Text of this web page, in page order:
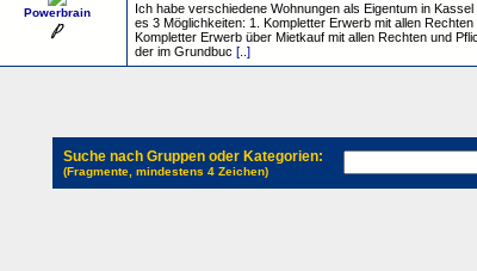
Powerbrain
Ich habe verschiedene Wohnungen als Eigentum in
es 3 Möglichkeiten: 1. Kompletter Erwerb mit allen Rechten
Kompletter Erwerb über Mietkauf mit allen Rechten und
der im Grundbuc [..]
Suche nach Gruppen oder Kategorien:
(Fragmente, mindestens 4 Zeichen)